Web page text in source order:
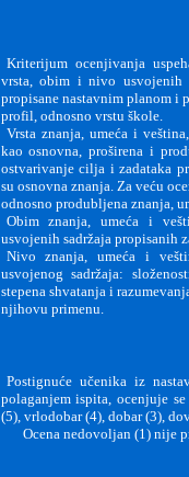
Kriterijum ocenjivanja
vrsta, obim i nivo usvojenih
propisane nastavnim planom i
profil, odnosno vrstu škole.
Vrsta znanja, umeća i
kao osnovna, proširena i
ostvarivanje cilja i zadataka
su osnovna znanja. Za veću
odnosno produbljena znanja,
Obim znanja, umeća i
usvojenih sadržaja propisanih
Nivo znanja, umeća i
usvojenog sadržaja:
stepena shvatanja i
njihovu primenu.
Postignuće učenika iz
polaganjem ispita, ocenjuje
(5), vrlodobar (4), dobar (3),
Ocena nedovoljan (1) nije